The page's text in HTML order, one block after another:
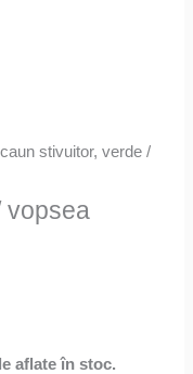
stivuitor, verde /
vopsea
aflate în stoc.